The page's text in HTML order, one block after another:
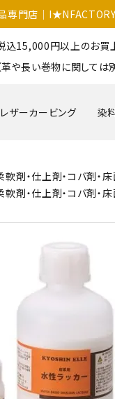
品専門店│I★NFACTORY
込15,000円以上のお買
革や長い巻物に関しては
レザーカービング 染
軟剤・仕上剤・コバ剤・床
軟剤・仕上剤・コバ剤・床